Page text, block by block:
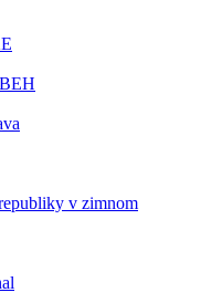
v zimnom